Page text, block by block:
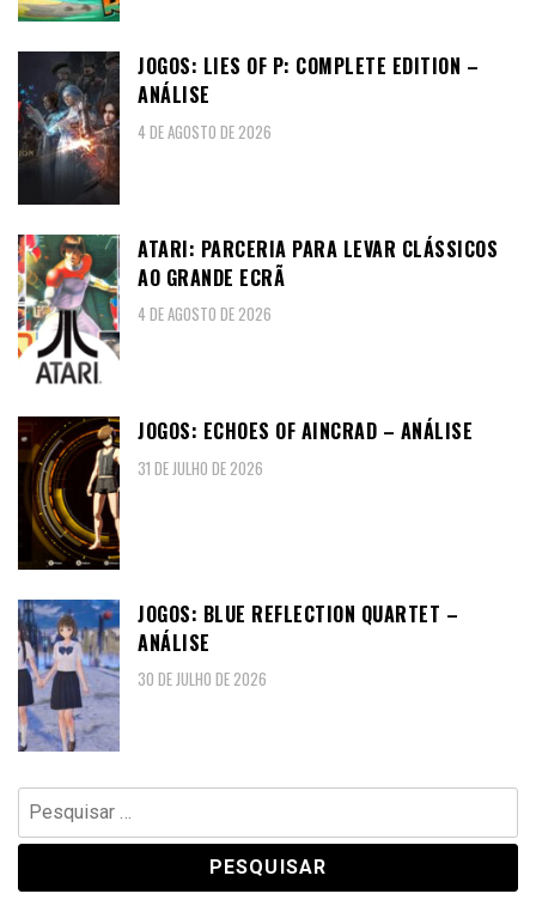
JOGOS: LIES OF P: COMPLETE EDITION –
ANÁLISE
4 DE AGOSTO DE 2026
ATARI: PARCERIA PARA LEVAR CLÁSSICOS
AO GRANDE ECRÃ
4 DE AGOSTO DE 2026
JOGOS: ECHOES OF AINCRAD – ANÁLISE
31 DE JULHO DE 2026
JOGOS: BLUE REFLECTION QUARTET –
ANÁLISE
30 DE JULHO DE 2026
Pesquisar
por: